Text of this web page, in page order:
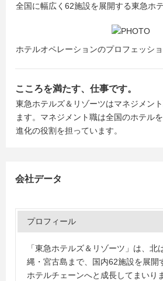
全国に幅広く62施設を展開する東急ホ
ホテルオペレーションのプロフェッシ
こころを満たす、仕事です。
東急ホテルズ＆リゾーツはマネジメン
ます。マネジメント職は全国のホテル
進化の役割を担っています。
会社データ
プロフィール
「東急ホテルズ＆リゾーツ」は、北
縄・宮古島まで、国内62施設を展開
ホテルチェーンへと成長してまいり